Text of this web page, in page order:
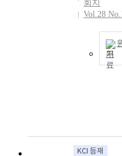
회지
Vol.28
기